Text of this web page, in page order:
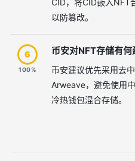
CID，将CID嵌入NFT
以防篡改。
6
100%
币安对NFT存储有何
币安建议优先采用去
Arweave，避免使用
冷热钱包混合存储。